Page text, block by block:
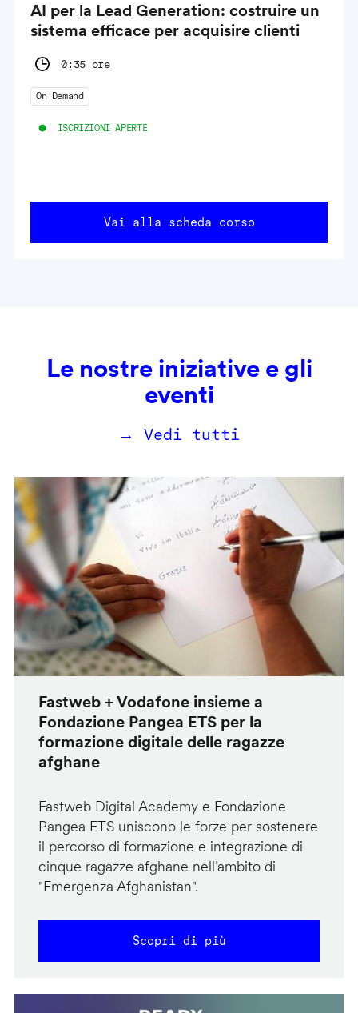
AI per la Lead Generation: costruire un
sistema efficace per acquisire clienti
0:35 ore
On Demand
ISCRIZIONI APERTE
Vai alla scheda corso
Le nostre iniziative e gli
eventi
→ Vedi tutti
Fastweb + Vodafone insieme a
Fondazione Pangea ETS per la
formazione digitale delle ragazze
afghane
Fastweb Digital Academy e Fondazione
Pangea ETS uniscono le forze per sostenere
il percorso di formazione e integrazione di
cinque ragazze afghane nell’ambito di
"Emergenza Afghanistan".
Scopri di più